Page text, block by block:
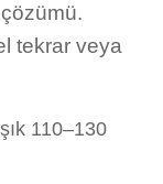
tekrar veya
110–130